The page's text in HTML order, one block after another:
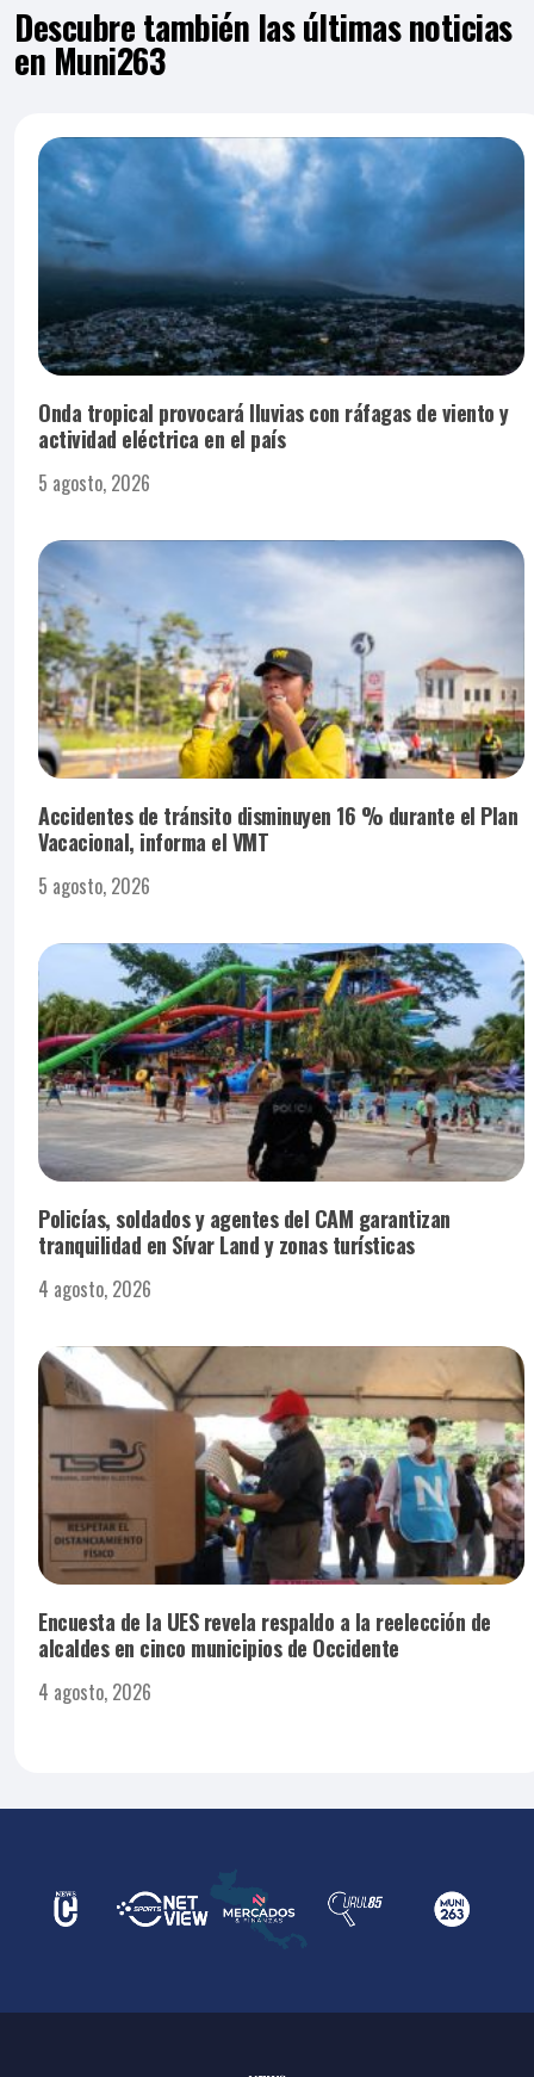
Descubre también las últimas noticias
en Muni263
Onda tropical provocará lluvias con ráfagas de viento y
actividad eléctrica en el país
5 agosto, 2026
Accidentes de tránsito disminuyen 16 % durante el Plan
Vacacional, informa el VMT
5 agosto, 2026
Policías, soldados y agentes del CAM garantizan
tranquilidad en Sívar Land y zonas turísticas
4 agosto, 2026
Encuesta de la UES revela respaldo a la reelección de
alcaldes en cinco municipios de Occidente
4 agosto, 2026